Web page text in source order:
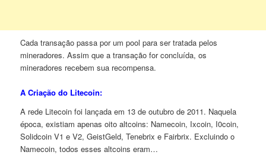
Cada transação passa por um pool para ser tratada pelos
mineradores. Assim que a transação for concluída, os
mineradores recebem sua recompensa.
A Criação do Litecoin:
A rede Litecoin foi lançada em 13 de outubro de 2011. Naquela
época, existiam apenas oito altcoins: Namecoin, Ixcoin, I0coin,
Solidcoin V1 e V2, GeistGeld, Tenebrix e Fairbrix. Excluindo o
Namecoin, todos esses altcoins eram…